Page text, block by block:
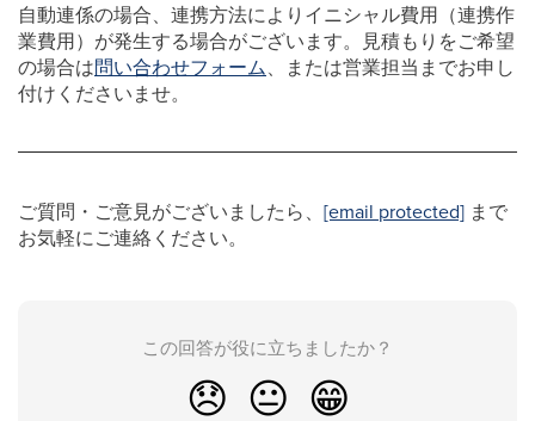
自動連係の場合、連携方法によりイニシャル費用（連携作
業費用）が発生する場合がございます。見積もりをご希望
の場合は問い合わせフォーム、または営業担当までお申し
付けくださいませ。
ご質問・ご意見がございましたら、 [email protected] まで
お気軽にご連絡ください。
この回答が役に立ちましたか？
😞 😐 😁